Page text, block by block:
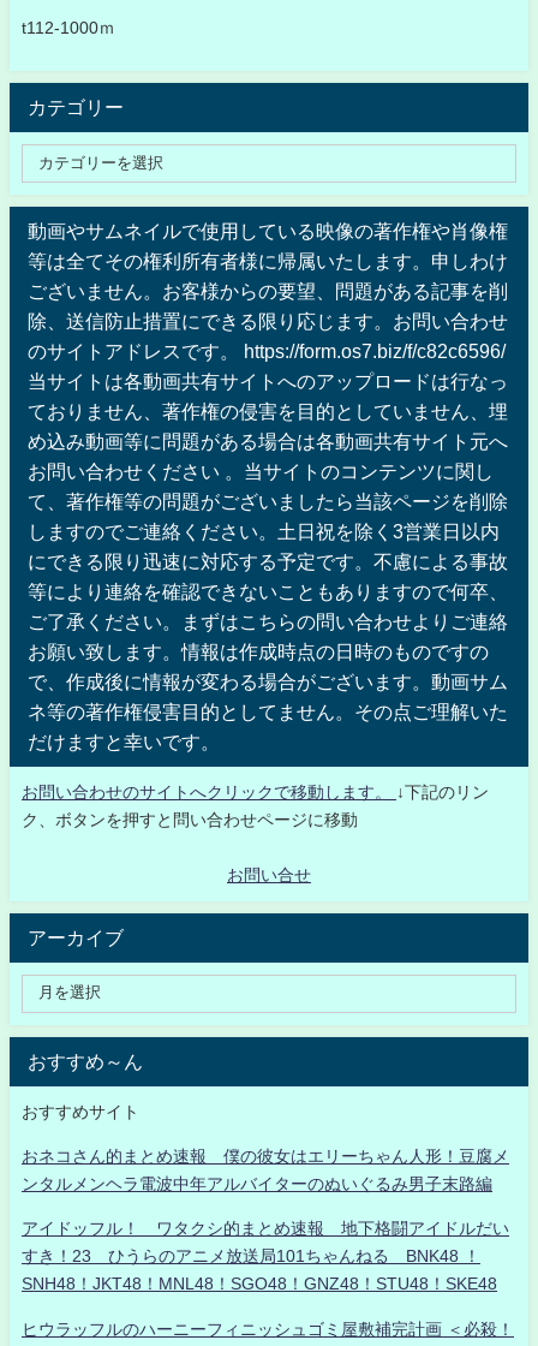
t112-1000ｍ
カテゴリー
動画やサムネイルで使用している映像の著作権や肖像権
等は全てその権利所有者様に帰属いたします。申しわけ
ございません。お客様からの要望、問題がある記事を削
除、送信防止措置にできる限り応じます。お問い合わせ
のサイトアドレスです。 https://form.os7.biz/f/c82c6596/
当サイトは各動画共有サイトへのアップロードは行なっ
ておりません、著作権の侵害を目的としていません、埋
め込み動画等に問題がある場合は各動画共有サイト元へ
お問い合わせください 。当サイトのコンテンツに関し
て、著作権等の問題がございましたら当該ページを削除
しますのでご連絡ください。土日祝を除く3営業日以内
にできる限り迅速に対応する予定です。不慮による事故
等により連絡を確認できないこともありますので何卒、
ご了承ください。まずはこちらの問い合わせよりご連絡
お願い致します。情報は作成時点の日時のものですの
で、作成後に情報が変わる場合がございます。動画サム
ネ等の著作権侵害目的としてません。その点ご理解いた
だけますと幸いです。
お問い合わせのサイトへクリックで移動します。
↓下記のリン
ク、ボタンを押すと問い合わせページに移動
お問い合せ
アーカイブ
おすすめ～ん
おすすめサイト
おネコさん的まとめ速報 僕の彼女はエリーちゃん人形！豆腐メ
ンタルメンヘラ電波中年アルバイターのぬいぐるみ男子末路編
アイドッフル！ ワタクシ的まとめ速報 地下格闘アイドルだい
すき！23 ひうらのアニメ放送局101ちゃんねる BNK48 ！
SNH48！JKT48！MNL48！SGO48！GNZ48！STU48！SKE48
ヒウラッフルのハーニーフィニッシュゴミ屋敷補完計画 ＜必殺！